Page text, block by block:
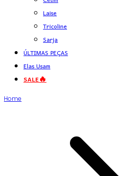
Laise
Tricoline
Sarja
ÚLTIMAS PEÇAS
Elas Usam
SALE🔥
Home